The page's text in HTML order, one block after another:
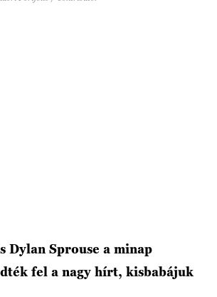
Dylan Sprouse a minap
fel a nagy hírt, kisbabájuk